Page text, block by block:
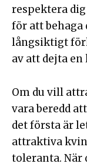
respektera
för att behaga
långsiktigt
av att dejta
Om du vill
vara beredd
det första är
attraktiva
toleranta. När